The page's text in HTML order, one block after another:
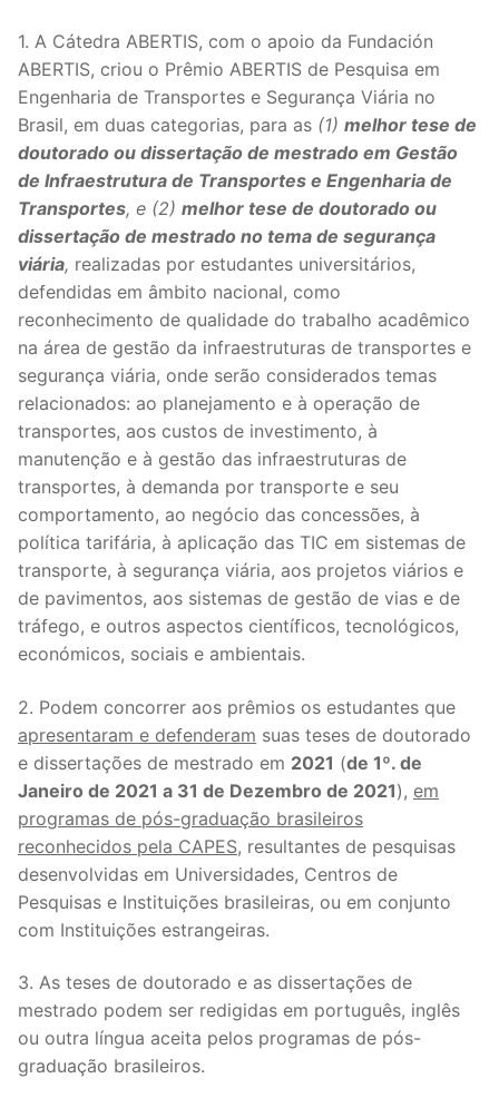
1. A Cátedra ABERTIS, com o apoio da Fundación
ABERTIS, criou o Prêmio ABERTIS de Pesquisa em
Engenharia de Transportes e Segurança Viária no
Brasil, em duas categorias, para as (1) melhor tese de
doutorado ou dissertação de mestrado em Gestão
de Infraestrutura de Transportes e Engenharia de
Transportes, e (2) melhor tese de doutorado ou
dissertação de mestrado no tema de segurança
viária, realizadas por estudantes universitários,
defendidas em âmbito nacional, como
reconhecimento de qualidade do trabalho acadêmico
na área de gestão da infraestruturas de transportes e
segurança viária, onde serão considerados temas
relacionados: ao planejamento e à operação de
transportes, aos custos de investimento, à
manutenção e à gestão das infraestruturas de
transportes, à demanda por transporte e seu
comportamento, ao negócio das concessões, à
política tarifária, à aplicação das TIC em sistemas de
transporte, à segurança viária, aos projetos viários e
de pavimentos, aos sistemas de gestão de vias e de
tráfego, e outros aspectos científicos, tecnológicos,
económicos, sociais e ambientais.
2. Podem concorrer aos prêmios os estudantes que
apresentaram e defenderam suas teses de doutorado
e dissertações de mestrado em 2021 (de 1º. de
Janeiro de 2021 a 31 de Dezembro de 2021), em
programas de pós-graduação brasileiros
reconhecidos pela CAPES, resultantes de pesquisas
desenvolvidas em Universidades, Centros de
Pesquisas e Instituições brasileiras, ou em conjunto
com Instituições estrangeiras.
3. As teses de doutorado e as dissertações de
mestrado podem ser redigidas em português, inglês
ou outra língua aceita pelos programas de pós-
graduação brasileiros.